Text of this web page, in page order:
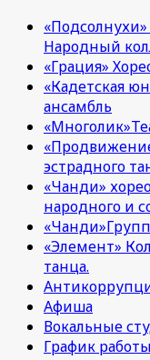
Народный
«Грация»
«Кадетская
ансамбль
эстрадного
«Чанди»
народного и
«Элемент»
танца.
Афиша
Вокальные
График